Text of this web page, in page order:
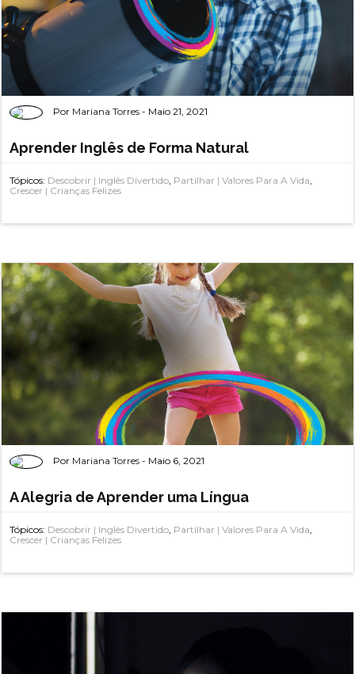
Por Mariana Torres - Maio 21, 2021
Aprender Inglês de Forma Natural
Tópicos: Descobrir | Inglês Divertido, Partilhar | Valores Para A Vida,
Crescer | Crianças Felizes
Por Mariana Torres - Maio 6, 2021
A Alegria de Aprender uma Língua
Tópicos: Descobrir | Inglês Divertido Partilhar | Valores Para A Vida
Crescer | Crianças Felizes